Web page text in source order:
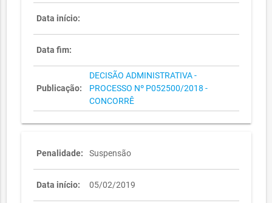
Data início:
Data fim:
Publicação:
DECISÃO ADMINISTRATIVA -
PROCESSO Nº P052500/2018 -
CONCORRÊ
Penalidade: Suspensão
Data início: 05/02/2019